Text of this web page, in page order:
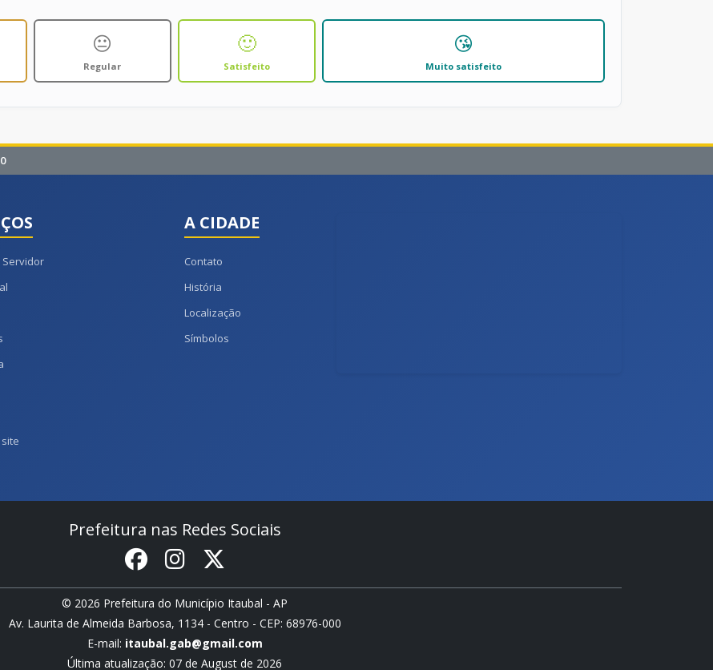
😐
Regular
🙂
Satisfeito
😘
Muito satisfeito
A CIDADE
Contato
História
Localização
Símbolos
Prefeitura nas Redes Sociais
© 2026 Prefeitura do Município Itaubal - AP
Av. Laurita de Almeida Barbosa, 1134 - Centro - CEP: 68976-000
E-mail: itaubal.gab@gmail.com
Última atualização: 07 de August de 2026